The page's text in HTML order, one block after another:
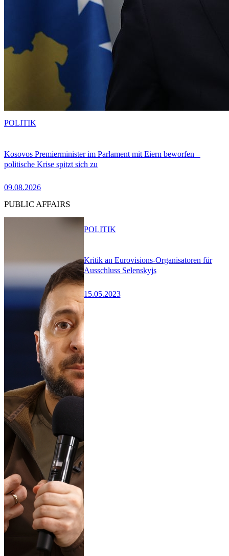
Kosovos Premierminister im Parlament mit Eiern beworfen –
politische Krise spitzt sich zu
09.08.2026
POLITIK
PUBLIC AFFAIRS
Kritik an Eurovisions-Organisatoren für
Ausschluss Selenskyjs
15.05.2023
POLITIK